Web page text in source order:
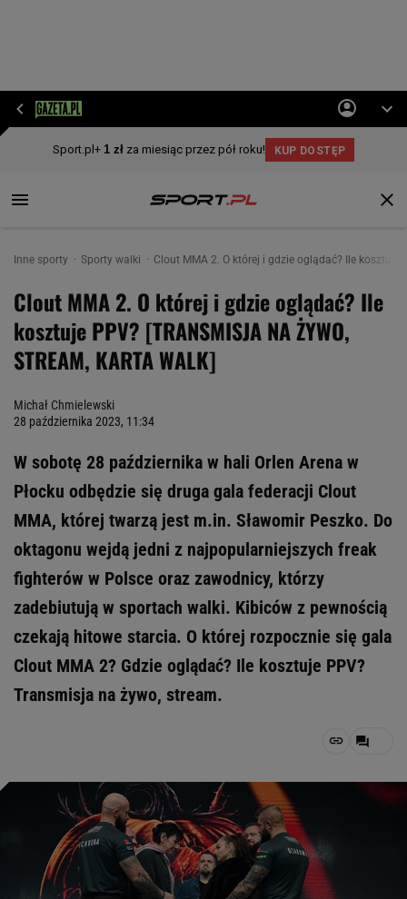
Inne sporty Sporty walki Clout MMA 2. O której i gdzie oglądać? Ile kosztuje
Clout MMA 2. O której i gdzie oglądać? Ile
kosztuje PPV? [TRANSMISJA NA ŻYWO,
STREAM, KARTA WALK]
Michał Chmielewski
28 października 2023, 11:34
W sobotę 28 października w hali Orlen Arena w
Płocku odbędzie się druga gala federacji Clout
MMA, której twarzą jest m.in. Sławomir Peszko. Do
oktagonu wejdą jedni z najpopularniejszych freak
fighterów w Polsce oraz zawodnicy, którzy
zadebiutują w sportach walki. Kibiców z pewnością
czekają hitowe starcia. O której rozpocznie się gala
Clout MMA 2? Gdzie oglądać? Ile kosztuje PPV?
Transmisja na żywo, stream.